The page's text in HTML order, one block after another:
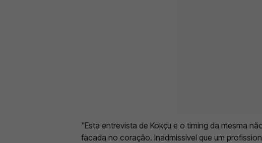
"Esta entrevista de Kokçu e o timing da mesma
facada no coração. Inadmissível que um